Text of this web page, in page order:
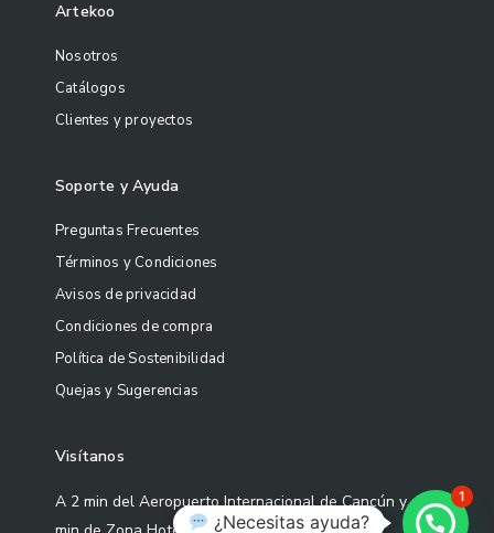
Artekoo
Nosotros
Catálogos
Clientes y proyectos
Soporte y Ayuda
Preguntas Frecuentes
Términos y Condiciones
Avisos de privacidad
Condiciones de compra
Política de Sostenibilidad
Quejas y Sugerencias
Visítanos
A 2 min del Aeropuerto Internacional de Cancún y a 5
¿Necesitas ayuda?
1